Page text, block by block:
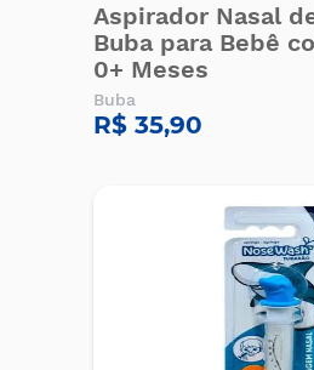
Aspirador Nasal
Buba para Bebê
0+ Meses
Buba
R$ 35,90